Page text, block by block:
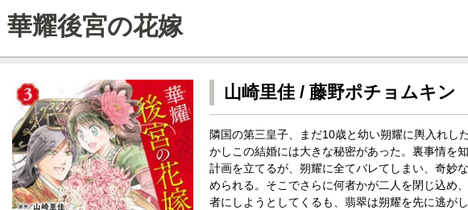
華耀後宮の花嫁
山崎里佳 / 藤野ポチョムキン
隣国の第三皇子、まだ10歳と幼い朔耀に輿入れし
かしこの結婚には大きな秘密があった。裏事情を
計画を立てるが、朔耀に全てバレてしまい、奇妙
められる。そこでさらに何者かが二人を閉じ込め
者にしようとしてくるも、翡翠は朔耀を先に逃が